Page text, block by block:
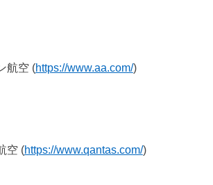
航空 (https://www.aa.com/)
空 (https://www.qantas.com/)